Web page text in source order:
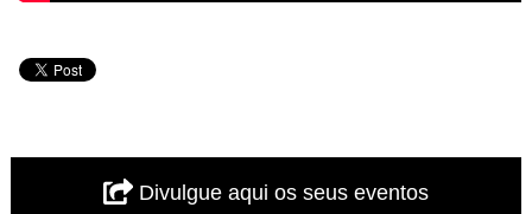
Divulgue aqui os seus eventos